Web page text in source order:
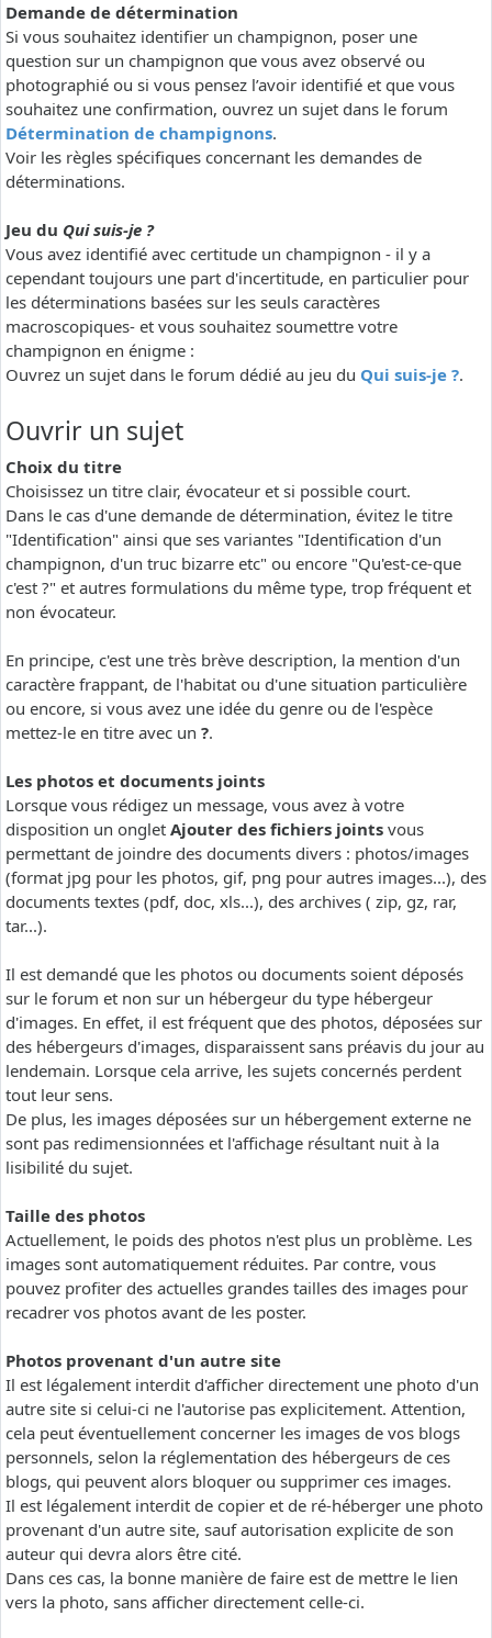
Demande de détermination
Si vous souhaitez identifier un champignon, poser une
question sur un champignon que vous avez observé ou
photographié ou si vous pensez l’avoir identifié et que vous
souhaitez une confirmation, ouvrez un sujet dans le forum
Détermination de champignons.
Voir les règles spécifiques concernant les demandes de
déterminations.
Jeu du Qui suis-je ?
Vous avez identifié avec certitude un champignon - il y a
cependant toujours une part d'incertitude, en particulier pour
les déterminations basées sur les seuls caractères
macroscopiques- et vous souhaitez soumettre votre
champignon en énigme :
Ouvrez un sujet dans le forum dédié au jeu du Qui suis-je ?.
Ouvrir un sujet
Choix du titre
Choisissez un titre clair, évocateur et si possible court.
Dans le cas d'une demande de détermination, évitez le titre
"Identification" ainsi que ses variantes "Identification d'un
champignon, d'un truc bizarre etc" ou encore "Qu'est-ce-que
c'est ?" et autres formulations du même type, trop fréquent et
non évocateur.
En principe, c'est une très brève description, la mention d'un
caractère frappant, de l'habitat ou d'une situation particulière
ou encore, si vous avez une idée du genre ou de l'espèce
mettez-le en titre avec un ?.
Les photos et documents joints
Lorsque vous rédigez un message, vous avez à votre
disposition un onglet Ajouter des fichiers joints vous
permettant de joindre des documents divers : photos/images
(format jpg pour les photos, gif, png pour autres images...), des
documents textes (pdf, doc, xls...), des archives ( zip, gz, rar,
tar...).
Il est demandé que les photos ou documents soient déposés
sur le forum et non sur un hébergeur du type hébergeur
d'images. En effet, il est fréquent que des photos, déposées sur
des hébergeurs d'images, disparaissent sans préavis du jour au
lendemain. Lorsque cela arrive, les sujets concernés perdent
tout leur sens.
De plus, les images déposées sur un hébergement externe ne
sont pas redimensionnées et l'affichage résultant nuit à la
lisibilité du sujet.
Taille des photos
Actuellement, le poids des photos n'est plus un problème. Les
images sont automatiquement réduites. Par contre, vous
pouvez profiter des actuelles grandes tailles des images pour
recadrer vos photos avant de les poster.
Photos provenant d'un autre site
Il est légalement interdit d'afficher directement une photo d'un
autre site si celui-ci ne l'autorise pas explicitement. Attention,
cela peut éventuellement concerner les images de vos blogs
personnels, selon la réglementation des hébergeurs de ces
blogs, qui peuvent alors bloquer ou supprimer ces images.
Il est légalement interdit de copier et de ré-héberger une photo
provenant d'un autre site, sauf autorisation explicite de son
auteur qui devra alors être cité.
Dans ces cas, la bonne manière de faire est de mettre le lien
vers la photo, sans afficher directement celle-ci.